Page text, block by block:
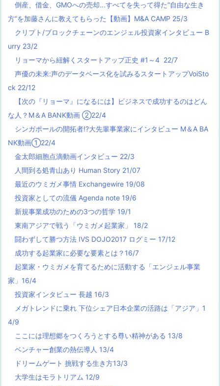
倒産、借金、GMOへの売却...すべてを失って得た”自由な生き
方”を加藤さんに教えてもらった【動画】M&A CAMP 25/3
クリプト/ブロックチェーンのエンジェル投資家インタビュー B
urry 23/2
リョーマから紐解くスタートアップ正史 #1～4 22/7
声優の未来:声のデータベース化を試みるスタートアップVoiSto
ck 22/12
【次の『リョーマ』になるには】ビジネスで成功するのはどん
な人？M＆A BANK動画 ②22/4
シンガポールの開拓者!?大先輩事業家にインタビュー M＆A BA
NK動画①22/4
金太郎細胞点滴動画インタビュー 22/3
人間到る処青山あり Human Story 21/07
最近のウミガメ事情 Exchangewire 19/08
投資家としての流儀 Agenda note 19/6
新規事業成功のための3つの哲学 19/1
東南アジアで戦う「ウミガメ起業家」 18/2
闘わずして勝つ方法 IVS DOJO2017 ログミー 17/12
成功する起業家に必要な要素とは？16/7
起業家・ウミガメを育てるために活動する「エンジェル事業
家」16/4
投資家インタビュー 長越 16/3
メガトレンドに乗れ 下位シェア日本企業の活路は「アジア」1
4/9
ここには理想郷をつくろうとする尊い精神がある 13/8
ベンチャー創業の熱伝導人 13/4
ドリームゲート 挑戦する生き方13/3
大学生はモラトリアム 12/9